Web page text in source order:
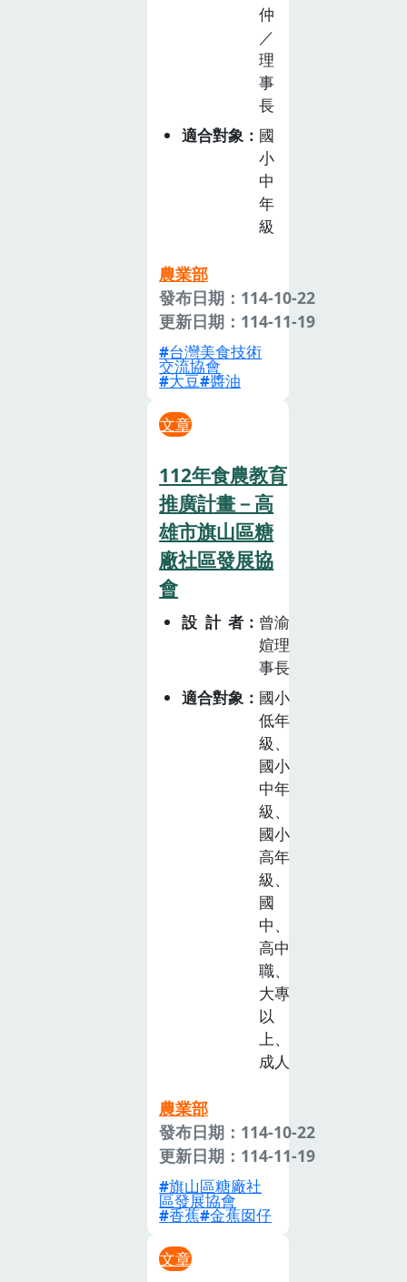
仲
／
理
事
長
適合對象
國
小
中
年
級
農業部
發布日期：114-10-22
更新日期：114-11-19
台灣美食技術
交流協會
大豆 醬油
文章
112年食農教育
推廣計畫－高
雄市旗山區糖
廠社區發展協
會
設計者
曾渝
媗理
事長
適合對象
國小
低年
級、
國小
中年
級、
國小
高年
級、
國
中、
高中
職、
大專
以
上、
成人
農業部
發布日期：114-10-22
更新日期：114-11-19
旗山區糖廠社
區發展協會
香蕉 金蕉囡仔
文章